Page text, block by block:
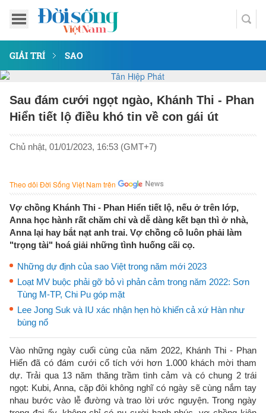
GIẢI TRÍ SAO
Sau đám cưới ngọt ngào, Khánh Thi - Phan
Hiển tiết lộ điều khó tin về con gái út
Chủ nhật, 01/01/2023, 16:53 (GMT+7)
Theo dõi Đời Sống Việt Nam trên
Vợ chồng Khánh Thi - Phan Hiển tiết lộ, nếu ở trên lớp,
Anna học hành rất chăm chỉ và dễ dàng kết bạn thì ở nhà,
Anna lại hay bắt nạt anh trai. Vợ chồng cô luôn phải làm
"trọng tài" hoá giải những tình huống cãi cọ.
Những dự định của sao Việt trong năm mới 2023
Loạt MV buộc phải gỡ bỏ vì phản cảm trong năm 2022: Sơn
Tùng M-TP, Chi Pu góp mặt
Lee Jong Suk và IU xác nhận hẹn hò khiến cả xứ Hàn như
bùng nổ
Vào những ngày cuối cùng của năm 2022, Khánh Thi - Phan
Hiển đã có đám cưới cổ tích với hơn 1.000 khách mời tham
dự. Trải qua 13 năm thăng trầm tình cảm và có chung 2 trái
ngọt: Kubi, Anna, cặp đôi không nghĩ có ngày sẽ cùng nắm tay
nhau bước vào lễ đường và trao lời ước nguyện. Trong ngày